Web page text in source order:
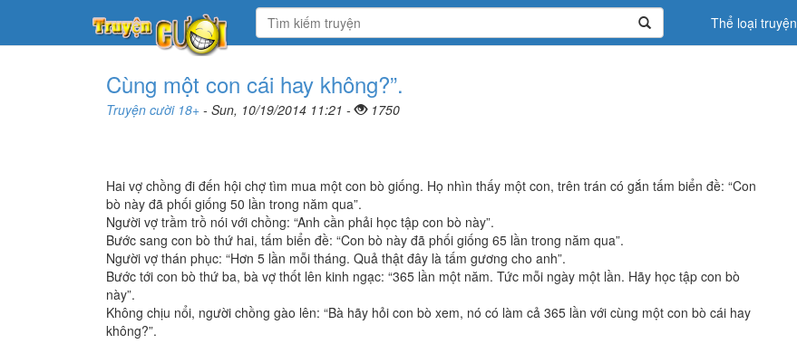
Thể loại truyện
Cùng một con cái hay không?”.
Truyện cười 18+ - Sun, 10/19/2014 11:21 - 1750
Hai vợ chồng đi đến hội chợ tìm mua một con bò giống. Họ nhìn thấy một con, trên trán có gắn tấm biển đề: “Con
bò này đã phối giống 50 lần trong năm qua”.
Người vợ trầm trồ nói với chồng: “Anh cần phải học tập con bò này”.
Bước sang con bò thứ hai, tấm biển đề: “Con bò này đã phối giống 65 lần trong năm qua”.
Người vợ thán phục: “Hơn 5 lần mỗi tháng. Quả thật đây là tấm gương cho anh”.
Bước tới con bò thứ ba, bà vợ thốt lên kinh ngạc: “365 lần một năm. Tức mỗi ngày một lần. Hãy học tập con bò
này”.
Không chịu nổi, người chồng gào lên: “Bà hãy hỏi con bò xem, nó có làm cả 365 lần với cùng một con bò cái hay
không?”.